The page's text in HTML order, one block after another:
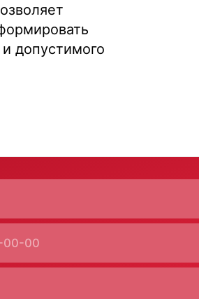
допустимого